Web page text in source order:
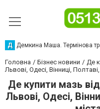
Д Демкина Маша. Термінова
Головна Бізнес новини
Де
Львові, Одесі, Вінниці,
Де купити мазь від
Львові, Одесі,